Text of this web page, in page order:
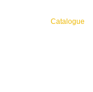
Catalogue